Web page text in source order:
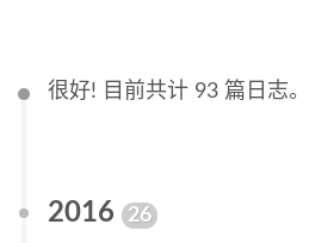
很好! 目前共计 93 篇日志。
2016 26